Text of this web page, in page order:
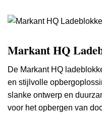
Markant HQ
De Markant HQ
en stijlvolle
slanke ontwerp en
voor het opbergen van